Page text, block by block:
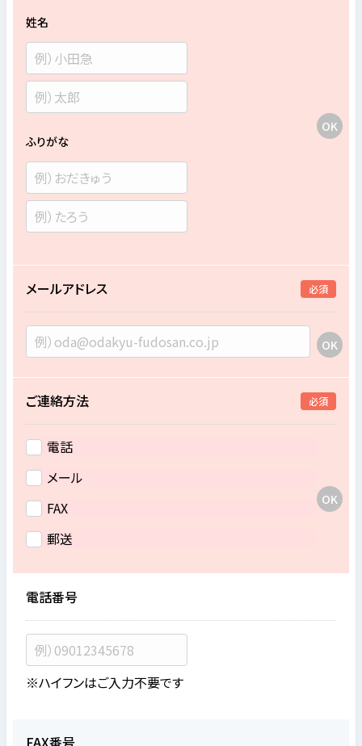
姓名
ふりがな
メールアドレス 必須
ご連絡方法 必須
電話
メール
FAX
郵送
電話番号
※ハイフンはご入力不要です
FAX番号